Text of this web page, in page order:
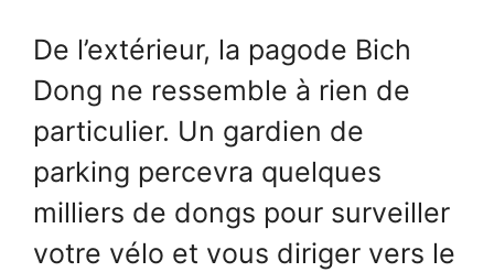
De l’extérieur, la pagode Bich
Dong ne ressemble à rien de
particulier. Un gardien de
parking percevra quelques
milliers de dongs pour surveiller
votre vélo et vous diriger vers le